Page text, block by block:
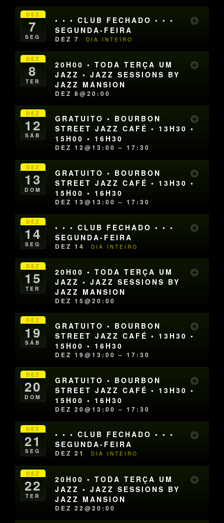
DEZ
7
SEG
• • • CLUB FECHADO • • •
SEGUNDA-FEIRA
DEZ 7 DIA INTEIRO
DEZ
8
TER
20H00 • TODA TERÇA UM
JAZZ • JAZZ SESSIONS BY
JAZZ MANSION
DEZ 8@20:00
DEZ
12
SÁB
GRATUITO • BOURBON
STREET JAZZ CAFÉ • 13H30 •
15H00 • 16H30
DEZ 12@13:00 – 17:30
DEZ
13
DOM
GRATUITO • BOURBON
STREET JAZZ CAFÉ • 13H30 •
15H00 • 16H30
DEZ 13@13:00 – 17:30
DEZ
14
SEG
• • • CLUB FECHADO • • •
SEGUNDA-FEIRA
DEZ 14 DIA INTEIRO
DEZ
15
TER
20H00 • TODA TERÇA UM
JAZZ • JAZZ SESSIONS BY
JAZZ MANSION
DEZ 15@20:00
DEZ
19
SÁB
GRATUITO • BOURBON
STREET JAZZ CAFÉ • 13H30 •
15H00 • 16H30
DEZ 19@13:00 – 17:30
DEZ
20
DOM
GRATUITO • BOURBON
STREET JAZZ CAFÉ • 13H30 •
15H00 • 16H30
DEZ 20@13:00 – 17:30
DEZ
21
SEG
• • • CLUB FECHADO • • •
SEGUNDA-FEIRA
DEZ 21 DIA INTEIRO
DEZ
22
TER
20H00 • TODA TERÇA UM
JAZZ • JAZZ SESSIONS BY
JAZZ MANSION
DEZ 22@20:00